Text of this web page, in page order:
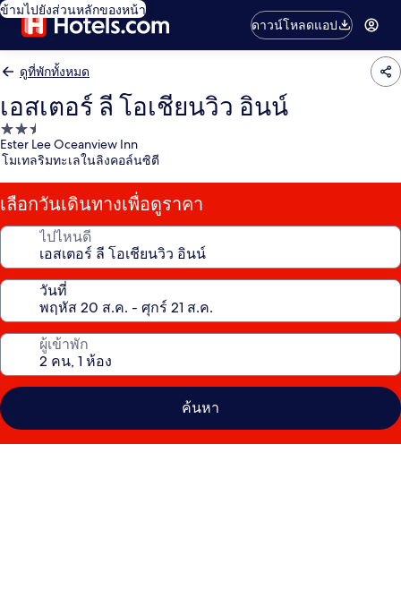
ข้ามไปยังส่วนหลักของหน้า
ดาวน์โหลดแอป
ดูที่พักทั้งหมด
เอสเตอร์ ลี โอเชียนวิว อินน์
ที่พัก
2.5
Ester Lee Oceanview Inn
โมเทลริมทะเลในลิงคอล์นซิตี
เลือกวันเดินทางเพื่อดูราคา
ไปไหนดี
วันที่
ผู้เข้าพัก
ค้นหา